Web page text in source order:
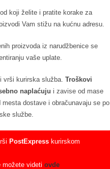
koji želite i pratite korake za
Vam stižu na kućnu adresu.
proizvoda iz narudžbenice se
vaše uplate.
vrši kurirska služba. Troškovi
naplaćuju i zavise od mase
mesta dostave i obračunavaju se po
službe.
PostExpress kurirskom
možete videti ovde